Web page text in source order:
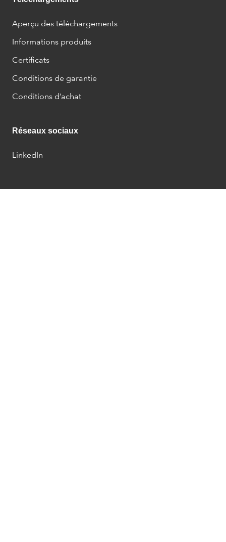
Aperçu des téléchargements
Informations produits
Certificats
Conditions de garantie
Conditions d’achat
Réseaux sociaux
LinkedIn